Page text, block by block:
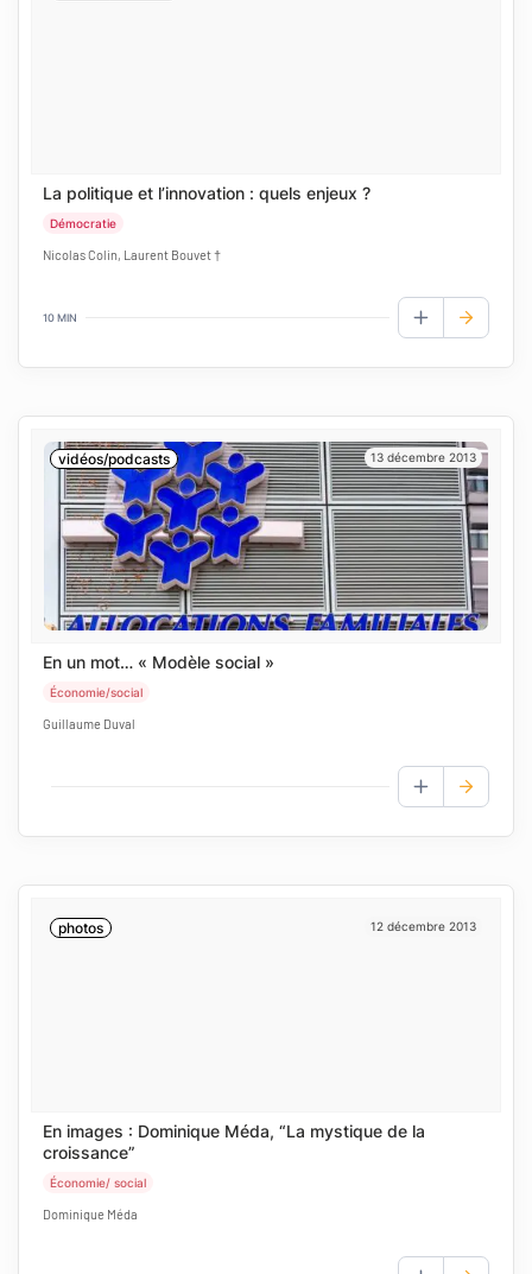
La politique et l’innovation : quels enjeux ?
Démocratie
Nicolas Colin, Laurent Bouvet †
10 MIN
AJOUTER
vidéos/podcasts 13 décembre 2013
En un mot… « Modèle social »
Économie/social
Guillaume Duval
AJOUTER
photos 12 décembre 2013
En images : Dominique Méda, “La mystique de la
croissance”
Économie/ social
Dominique Méda